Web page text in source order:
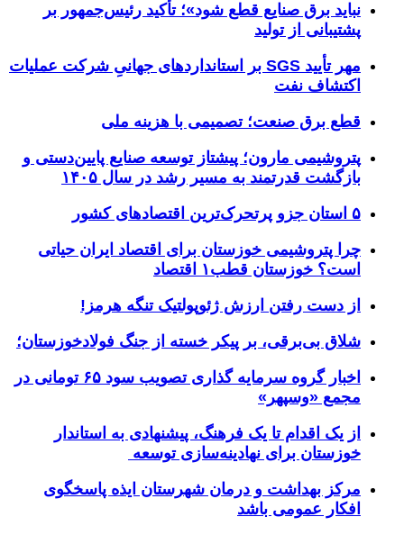
نباید برق صنایع قطع شود»؛ تأکید رئیس‌جمهور بر
پشتیبانی از تولید
مهر تأیید SGS بر استانداردهای جهانیِ شرکت عملیات
اکتشاف نفت
قطع برق صنعت؛ تصمیمی با هزینه ملی
پتروشیمی مارون؛ پیشتاز توسعه صنایع پایین‌دستی و
بازگشت قدرتمند به مسیر رشد در سال ۱۴۰۵
۵ استان جزو پرتحرک‌ترین اقتصاد‌های کشور
چرا پتروشیمی خوزستان برای اقتصاد ایران حیاتی
است؟ خوزستان قطب۱ اقتصاد
از دست رفتن ارزش ژئوپولتیک تنگه هرمز!
شلاق‌ بی‌برقی، بر پیکر خسته‌ از جنگ فولادخوزستان؛
اخبار گروه سرمایه گذاری تصویب سود ۶۵ تومانی در
مجمع «وسپهر»
از یک اقدام تا یک فرهنگ، پیشنهادی به استاندار
خوزستان برای نهادینه‌سازی توسعه
مرکز بهداشت و درمان شهرستان ایذه پاسخگوی
افکار عمومی باشد